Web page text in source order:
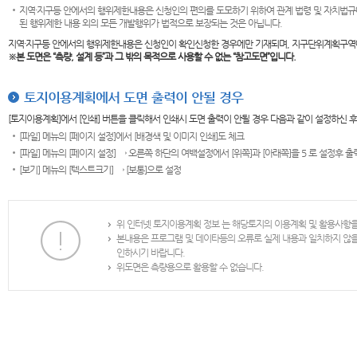
지역·지구등 안에서의 행위제한내용은 신청인의 편의를 도모하기 위하여 관계 법령 및 자치
된 행위제한 내용 외의 모든 개발행위가 법적으로 보장되는 것은 아닙니다.
지역·지구등 안에서의 행위제한내용은 신청인이 확인신청한 경우에만 기재되며, 지구단위계획
※본 도면은“측량, 설계 등”과 그 밖의 목적으로 사용할 수 없는 “참고도면”입니다.
토지이용계획에서 도면 출력이 안될 경우
[토지이용계획]에서 [인쇄] 버튼을 클릭해서 인쇄시 도면 출력이 안될 경우 다음과 같이 설정하신
[파일] 메뉴의 [페이지 설정]에서 [배경색 및 이미지 인쇄]도 체크
[파일] 메뉴의 [페이지 설정] → 오른쪽 하단의 여백설정에서 [위쪽]과 [아래쪽]을 5 로 설정후 출
[보기] 메뉴의 [텍스트크기] → [보통]으로 설정
위 인터넷 토지이용계획 정보 는 해당토지의 이용계획 및 활용사
본내용은 프로그램 및 데이타등의 오류로 실제 내용과 일치하지
인하시기 바랍니다.
위도면은 측량용으로 활용할 수 없습니다.